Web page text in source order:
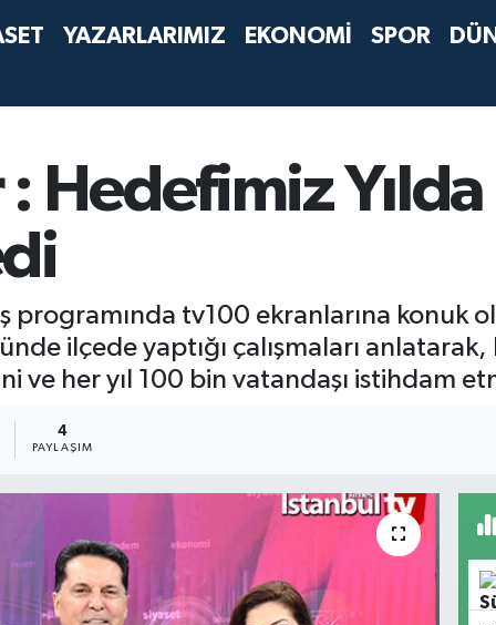
YAZARLARIMIZ EKONOMİ SPOR
Hedefimiz
programında tv100 ekranlarına konuk
ilçede yaptığı çalışmaları
ve her yıl 100 bin vatandaşı istihdam
4
PAYLAŞIM